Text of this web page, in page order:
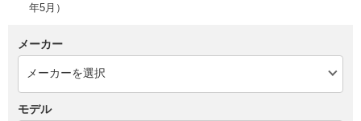
年5月）
メーカー
モデル